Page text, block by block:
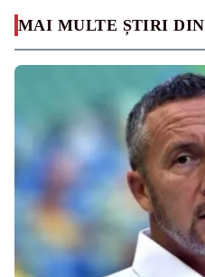
MAI MULTE ȘTIRI DIN